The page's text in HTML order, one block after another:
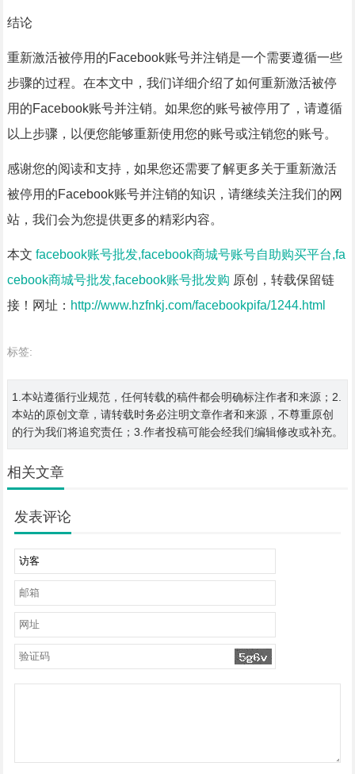
结论
重新激活被停用的Facebook账号并注销是一个需要遵循一些
步骤的过程。在本文中，我们详细介绍了如何重新激活被停
用的Facebook账号并注销。如果您的账号被停用了，请遵循
以上步骤，以便您能够重新使用您的账号或注销您的账号。
感谢您的阅读和支持，如果您还需要了解更多关于重新激活
被停用的Facebook账号并注销的知识，请继续关注我们的网
站，我们会为您提供更多的精彩内容。
本文 facebook账号批发,facebook商城号账号自助购买平台,fa
cebook商城号批发,facebook账号批发购 原创，转载保留链
接！网址： http://www.hzfnkj.com/facebookpifa/1244.html
标签:
1.本站遵循行业规范，任何转载的稿件都会明确标注作者和来源；2.
本站的原创文章，请转载时务必注明文章作者和来源，不尊重原创
的行为我们将追究责任；3.作者投稿可能会经我们编辑修改或补充。
相关文章
发表评论